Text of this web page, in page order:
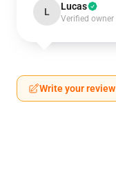
L Lucas
Verified owner
Write your review